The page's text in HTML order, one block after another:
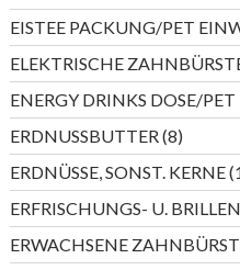
EISTEE PACKUNG/PET
ELEKTRISCHE
ENERGY DRINKS DOSE/PET
ERDNUSSBUTTER 88
ERDNÜSSE, SONST. KERNE
ERFRISCHUNGS- U.
ERWACHSENE